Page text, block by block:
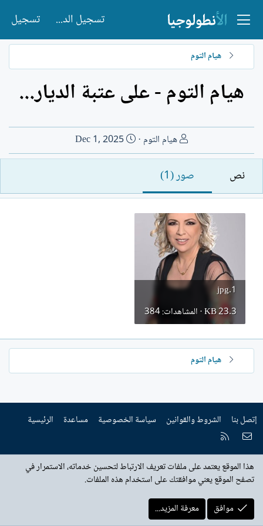
تسجيل الدخول تسجيل
هيام التوم
هيام التوم - على عتبة الديار...
ا
ل
ا
ت
ب
هيام التوم
ت
ا
خ
Dec 1, 2025
نص صور (1)
1.jpg
23.3 KB · المشاهدات: 384
هيام التوم
إتصل بنا الشروط والقوانين سياسة الخصوصية مساعدة الرئيسية
إتصل بنا
هذا الموقع يعتمد على ملفات تعريف الارتباط لتحسين خدماته، الاستمرار في
تصفح الموقع يعني موافقتك على استخدام هذه الملفات.
موافق
معرفة المزيد...